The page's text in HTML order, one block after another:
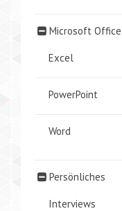
Microsoft Office
Excel
PowerPoint
Word
Persönliches
Interviews